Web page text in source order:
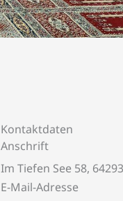
Kontaktdaten
Anschrift
Im Tiefen See 58,
E-Mail-Adresse